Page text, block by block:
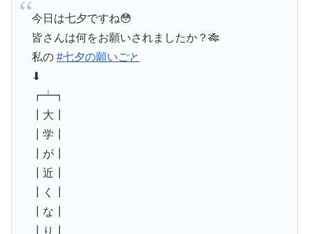
今日は七夕ですね😳
皆さんは何をお願いされましたか？🎋
私の #七夕の願いごと
⬇︎
┏┷┓
┃大┃
┃学┃
┃が┃
┃近┃
┃く┃
┃な┃
┃り┃